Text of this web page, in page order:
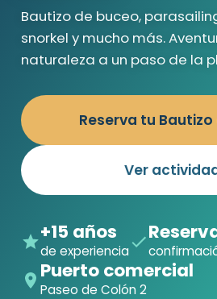
Bautizo de buceo,
snorkel y mucho más.
naturaleza a un paso de la
Reserva tu Bautizo
Ver
+15 años
de experiencia
Puerto comercial
Paseo de Colón 2